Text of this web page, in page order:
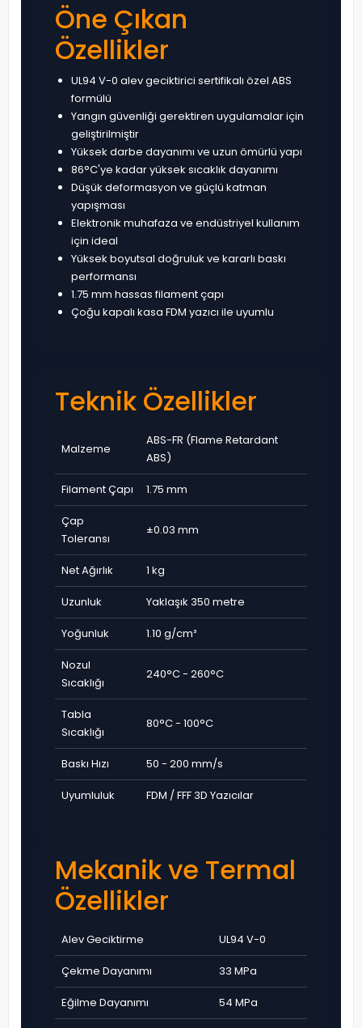
Öne Çıkan
Özellikler
UL94 V-0 alev geciktirici sertifikalı özel ABS
formülü
Yangın güvenliği gerektiren uygulamalar için
geliştirilmiştir
Yüksek darbe dayanımı ve uzun ömürlü yapı
86°C'ye kadar yüksek sıcaklık dayanımı
Düşük deformasyon ve güçlü katman
yapışması
Elektronik muhafaza ve endüstriyel kullanım
için ideal
Yüksek boyutsal doğruluk ve kararlı baskı
performansı
1.75 mm hassas filament çapı
Çoğu kapalı kasa FDM yazıcı ile uyumlu
Teknik Özellikler
Malzeme
ABS-FR (Flame Retardant
ABS)
Filament Çapı 1.75 mm
Çap
Toleransı
±0.03 mm
Net Ağırlık 1 kg
Uzunluk Yaklaşık 350 metre
Yoğunluk 1.10 g/cm³
Nozul
Sıcaklığı
240°C - 260°C
Tabla
Sıcaklığı
80°C - 100°C
Baskı Hızı 50 - 200 mm/s
Uyumluluk FDM / FFF 3D Yazıcılar
Mekanik ve Termal
Özellikler
Alev Geciktirme UL94 V-0
Çekme Dayanımı 33 MPa
Eğilme Dayanımı 54 MPa